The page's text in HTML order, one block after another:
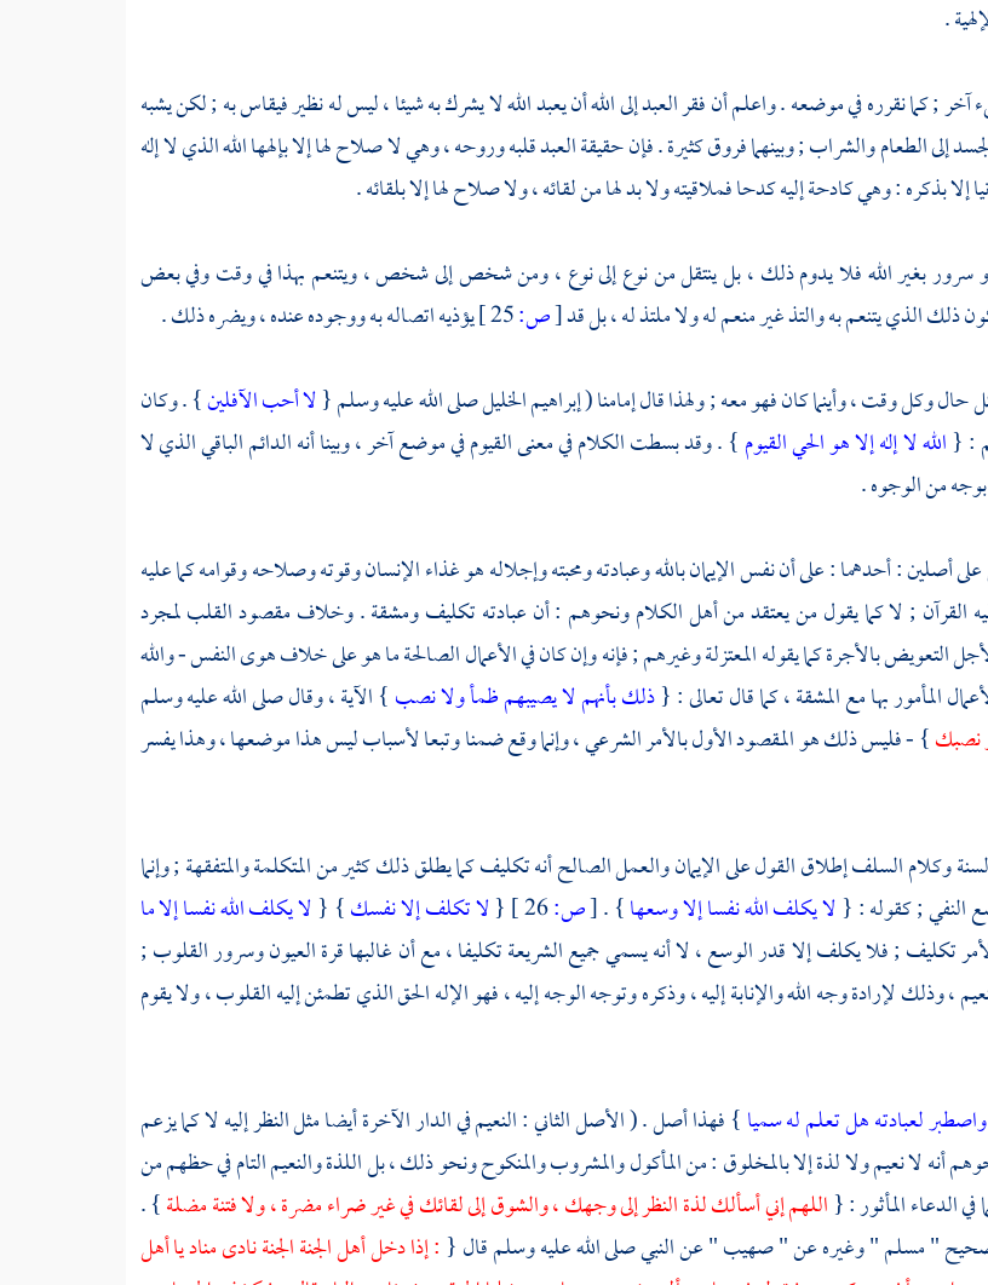
.
آخر ; كما نقرره في موضعه . واعلم أن فقر العبد إلى الله أن يعبد الله لا يشرك به شيئا ، ليس له نظير فيقاس به ; لكن يشبه
الطعام والشراب ; وبينهما فروق كثيرة . فإن حقيقة العبد قلبه وروحه ، وهي لا صلاح لها إلا بإلهها الله الذي لا إله
إلا بذكره : وهي كادحة إليه كدحا فملاقيته ولا بد لها من لقائه ، ولا صلاح لها إلا بلقائه .
بغير الله فلا يدوم ذلك ، بل ينتقل من نوع إلى نوع ، ومن شخص إلى شخص ، ويتنعم بهذا في وقت وفي بعض
ذلك الذي يتنعم به والتذ غير منعم له ولا ملتذ له ، بل قد[ص:
يؤذيه اتصاله به ووجوده عنده ، ويضره ذلك .
كل حال وكل وقت ، وأينما كان فهو معه ; ولهذا قال إمامنا (إبراهيم الخليلصلى الله عليه وسلم {لا أحب الآفلين} . وكان
: {الله لا إله إلا هو الحي القيوم} . وقد بسطت الكلام في معنى القيوم في موضع آخر ، وبينا أنه الدائم الباقي الذي لا
من الوجوه .
أصلين : أحدهما : على أن نفس الإيمان بالله وعبادته ومحبته وإجلاله هو غذاء الإنسان وقوته وصلاحه وقوامه كما عليه
القرآن ; لا كما يقول من يعتقد من أهل الكلام ونحوهم : أن عبادته تكليف ومشقة . وخلاف مقصود القلب لمجرد
التعويض بالأجرة كما يقولهالمعتزلةوغيرهم ; فإنه وإن كان في الأعمال الصالحة ما هو على خلاف هوى النفس - والله
المأمور بها مع المشقة ، كما قال تعالى : {ذلك بأنهم لا يصيبهم ظمأ ولا نصب} الآية ، وقال صلى الله عليه وسلم
نصبك} - فليس ذلك هو المقصود الأول بالأمر الشرعي ، وإنما وقع ضمنا وتبعا لأسباب ليس هذا موضعها ، وهذا يفسر
وكلامالسلفإطلاق القول على الإيمان والعمل الصالح أنه تكليف كما يطلق ذلك كثير من المتكلمة والمتفقهة ; وإنما
النفي ; كقوله : {لا يكلف الله نفسا إلا وسعها} .
[ص:26 ]
{لا تكلف إلا نفسك} {لا يكلف الله نفسا إلا ما
تكليف ; فلا يكلف إلا قدر الوسع ، لا أنه يسمي جميع الشريعة تكليفا ، مع أن غالبها قرة العيون وسرور القلوب ;
، وذلك لإرادة وجه الله والإنابة إليه ، وذكره وتوجه الوجه إليه ، فهو الإله الحق الذي تطمئن إليه القلوب ، ولا يقوم
لعبادته هل تعلم له سميا} فهذا أصل . ( الأصل الثاني : النعيم في الدار الآخرة أيضا مثل النظر إليه لا كما يزعم
أنه لا نعيم ولا لذة إلا بالمخلوق : من المأكول والمشروب والمنكوح ونحو ذلك ، بل اللذة والنعيم التام في حظهم من
في الدعاء المأثور : {اللهم إني أسألك لذة النظر إلى وجهك ، والشوق إلى لقائك في غير ضراء مضرة ، ولا فتنة مضلة} .
"مسلم" وغيره عن "صهيب" عن النبي صلى الله عليه وسلم قال {: إذا دخل أهل الجنة الجنة نادى مناد يا أهل